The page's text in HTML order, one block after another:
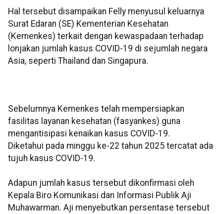
Hal tersebut disampaikan Felly menyusul keluarnya
Surat Edaran (SE) Kementerian Kesehatan
(Kemenkes) terkait dengan kewaspadaan terhadap
lonjakan jumlah kasus COVID-19 di sejumlah negara
Asia, seperti Thailand dan Singapura.
Sebelumnya Kemenkes telah mempersiapkan
fasilitas layanan kesehatan (fasyankes) guna
mengantisipasi kenaikan kasus COVID-19.
Diketahui pada minggu ke-22 tahun 2025 tercatat ada
tujuh kasus COVID-19.
Adapun jumlah kasus tersebut dikonfirmasi oleh
Kepala Biro Komunikasi dan Informasi Publik Aji
Muhawarman. Aji menyebutkan persentase tersebut